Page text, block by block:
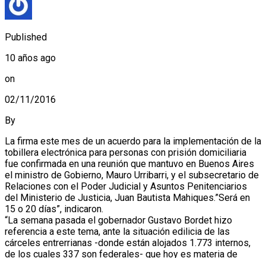
Published
10 años ago
on
02/11/2016
By
La firma este mes de un acuerdo para la implementación de la
tobillera electrónica para personas con prisión domiciliaria
fue confirmada en una reunión que mantuvo en Buenos Aires
el ministro de Gobierno, Mauro Urribarri, y el subsecretario de
Relaciones con el Poder Judicial y Asuntos Penitenciarios
del Ministerio de Justicia, Juan Bautista Mahiques.”Será en
15 o 20 días”, indicaron.
“La semana pasada el gobernador Gustavo Bordet hizo
referencia a este tema, ante la situación edilicia de las
cárceles entrerrianas -donde están alojados 1.773 internos,
de los cuales 337 son federales- que hoy es materia de